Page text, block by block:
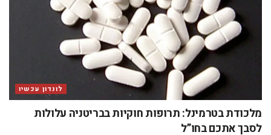
לונדון עכשיו
מלכודת בטרמינל: תרופות חוקיות בבריטניה עלולות
לסבך אתכם בחו”ל